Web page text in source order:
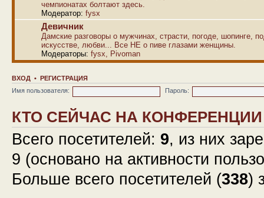
чемпионатах болтают здесь.
Модератор: fysx
Девичник
Дамские разговоры о мужчинах, страсти, погоде, шопинге,
искусстве, любви... Все НЕ о пиве глазами женщины.
Модераторы: fysx Pivoman
ВХОД • РЕГИСТРАЦИЯ
Имя пользователя:
Пароль:
КТО СЕЙЧАС НА КОНФЕРЕНЦИИ
Всего посетителей: 9, из них
9 (основано на активности
Больше всего посетителей (338)